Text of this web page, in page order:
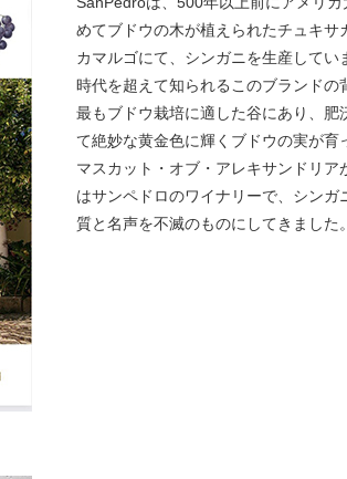
めてブドウの木が植えられたチュキサ
カマルゴにて、シンガニを生産してい
時代を超えて知られるこのブランドの
最もブドウ栽培に適した谷にあり、肥
て絶妙な黄金色に輝くブドウの実が育
マスカット・オブ・アレキサンドリア
はサンペドロのワイナリーで、シンガ
質と名声を不滅のものにしてきました。